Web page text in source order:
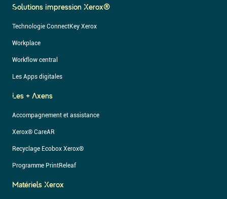
Solutions Impression Xerox®
Technologie ConnectKey Xerox
Workplace
Workflow central
Les Apps digitales
Les + Axens
Accompagnement et assistance
Xerox® CareAR
Recyclage Ecobox Xerox®
Programme PrintReleaf
Matériels Xerox